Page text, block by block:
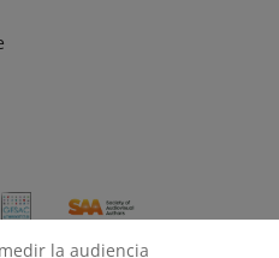
la audiencia